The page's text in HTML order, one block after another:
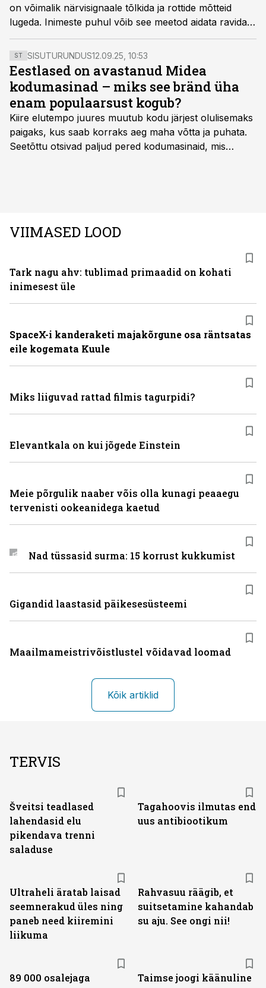
on võimalik närvisignaale tõlkida ja rottide mõtteid
lugeda. Inimeste puhul võib see meetod aidata ravida
tõsiseid neuroloogilisi haigusi.
ST SISUTURUNDUS12.09.25, 10:53
Eestlased on avastanud Midea
kodumasinad – miks see bränd üha
enam populaarsust kogub?
Kiire elutempo juures muutub kodu järjest olulisemaks
paigaks, kus saab korraks aeg maha võtta ja puhata.
Seetõttu otsivad paljud pered kodumasinaid, mis
VIIMASED LOOD
Tark nagu ahv: tublimad primaadid on kohati
inimesest üle
SpaceX-i kanderaketi majakõrgune osa räntsatas
eile kogemata Kuule
Miks liiguvad rattad filmis tagurpidi?
Elevantkala on kui jõgede Einstein
Meie põrgulik naaber võis olla kunagi peaaegu
tervenisti ookeanidega kaetud
Nad tüssasid surma: 15 korrust kukkumist
Gigandid laastasid päikesesüsteemi
Maailmameistrivõistlustel võidavad loomad
Kõik artiklid
TERVIS
Šveitsi teadlased
lahendasid elu
pikendava trenni
saladuse
Tagahoovis ilmutas end
uus antibiootikum
Ultraheli äratab laisad
seemnerakud üles ning
paneb need kiiremini
liikuma
Rahvasuu räägib, et
suitsetamine kahandab
su aju. See ongi nii!
89 000 osalejaga
Taimse joogi käänuline